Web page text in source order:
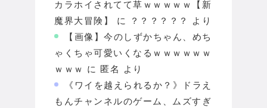
カラホイされてて草ｗｗｗｗｗ【新
魔界大冒険】
に ？？？？？？
より
【画像】今のしずかちゃん、めち
ゃくちゃ可愛いくなるｗｗｗｗｗｗ
ｗｗｗ に 匿名 より
《ワイを越えられるか？》ドラえ
もんチャンネルのゲーム、ムズすぎ